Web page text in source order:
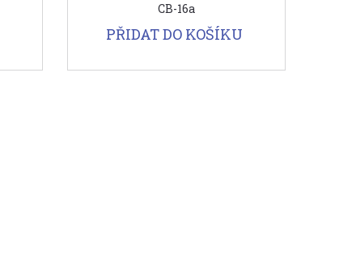
CB-16a
PŘIDAT DO KOŠÍKU